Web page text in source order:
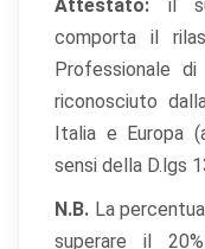
Attestato: il
comporta il
Professionale
riconosciuto
Italia e Europa
sensi della D.lgs
N.B. La
superare il